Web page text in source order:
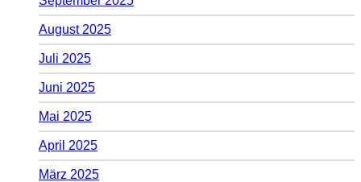
August 2025
Juli 2025
Juni 2025
Mai 2025
April 2025
März 2025